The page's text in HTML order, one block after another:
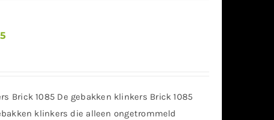
Brick 1085 De gebakken klinkers Brick 1085
klinkers die alleen ongetrommeld